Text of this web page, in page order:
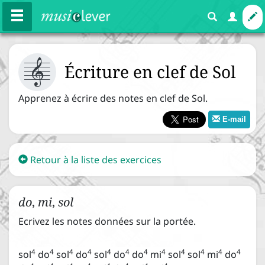
Cours Exercices
Harmonie
Expressions
Les bases

 Le nom des notes
La portée

 Écriture en clef de Sol
Apprenez à écrire des notes en clef de Sol.
E-mail
Retour à la liste des exercices
do, mi, sol
Ecrivez les notes données sur la portée.
sol4 do4 sol4 do4 sol4 do4 do4 mi4 sol4 sol4 mi4 do4